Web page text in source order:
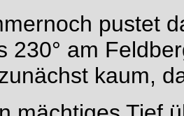
pustet
230° am
kaum,